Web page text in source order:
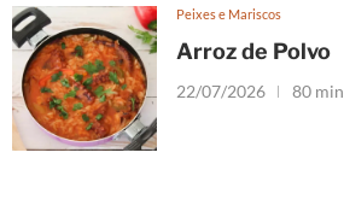
Peixes e Mariscos
Arroz de Polvo
22/07/2026 80 min